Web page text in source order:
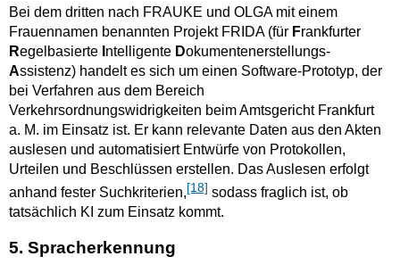
Bei dem dritten nach FRAUKE und OLGA mit einem
Frauennamen benannten Projekt FRIDA (für Frankfurter
Regelbasierte Intelligente Dokumentenerstellungs-
Assistenz) handelt es sich um einen Software-Prototyp, der
bei Verfahren aus dem Bereich
Verkehrsordnungswidrigkeiten beim Amtsgericht Frankfurt
a. M. im Einsatz ist. Er kann relevante Daten aus den Akten
auslesen und automatisiert Entwürfe von Protokollen,
Urteilen und Beschlüssen erstellen. Das Auslesen erfolgt
anhand fester Suchkriterien,[18] sodass fraglich ist, ob
tatsächlich KI zum Einsatz kommt.
5. Spracherkennung